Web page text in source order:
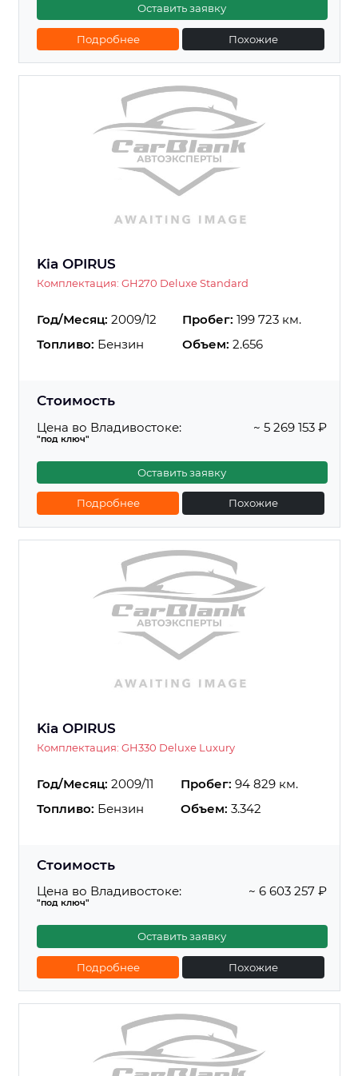
Оставить заявку
Подробнее Похожие
Kia OPIRUS
Комплектация: GH270 Deluxe Standard
Год/Месяц: 2009/12 Пробег: 199 723 км.
Топливо: Бензин Объем: 2.656
Стоимость
Цена во Владивостоке:
"под ключ"
~ 5 269 153 ₽
Оставить заявку
Подробнее Похожие
Kia OPIRUS
Комплектация: GH330 Deluxe Luxury
Год/Месяц: 2009/11 Пробег: 94 829 км.
Топливо: Бензин Объем: 3.342
Стоимость
Цена во Владивостоке:
"под ключ"
~ 6 603 257 ₽
Оставить заявку
Подробнее Похожие